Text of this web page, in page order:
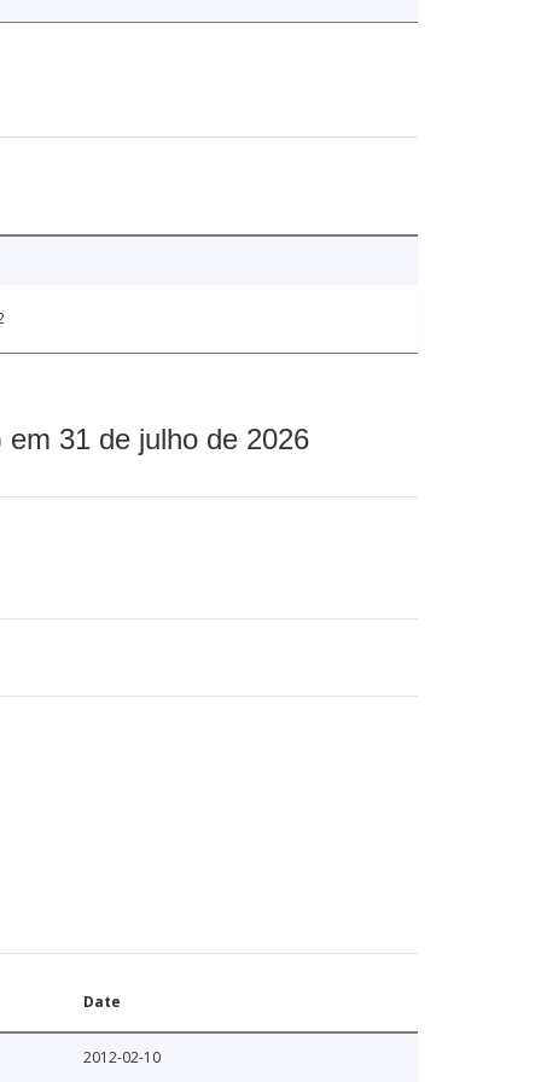
31 de julho de 2026
Date
2012-02-10